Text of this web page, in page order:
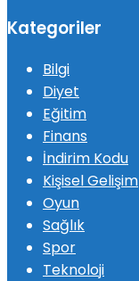
Kategoriler
Bilgi
Diyet
Eğitim
Finans
İndirim Kodu
Kişisel Gelişim
Oyun
Sağlık
Spor
Teknoloji